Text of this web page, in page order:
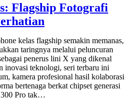
Flagship Fotografi
kelas flagship semakin memanas,
taringnya melalui peluncuran
penerus lini X yang dikenal
inovasi teknologi, seri terbaru ini
kamera profesional hasil kolaborasi
bertenaga berkat chipset generasi
Pro tak…